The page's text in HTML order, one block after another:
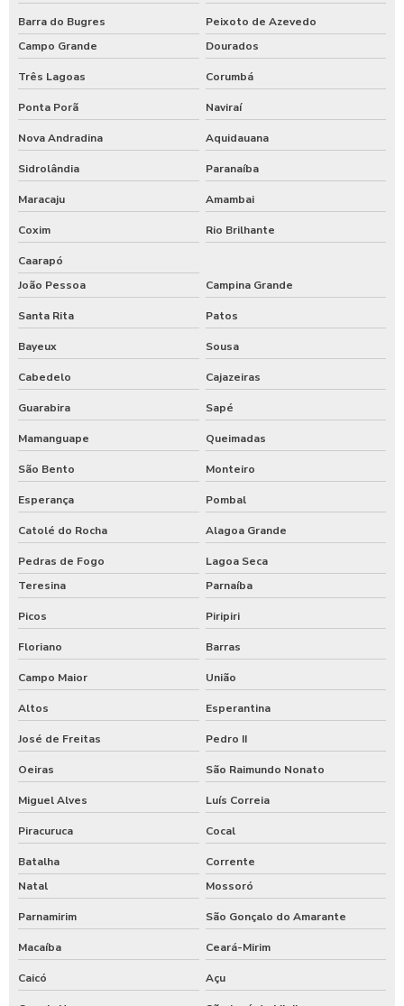
Barra do Bugres
Peixoto de Azevedo
Campo Grande
Dourados
Três Lagoas Corumbá
Ponta Porã Naviraí
Nova Andradina Aquidauana
Sidrolândia Paranaíba
Maracaju Amambai
Coxim Rio Brilhante
Caarapó
João Pessoa
Campina Grande
Santa Rita Patos
Bayeux Sousa
Cabedelo Cajazeiras
Guarabira Sapé
Mamanguape Queimadas
São Bento Monteiro
Esperança Pombal
Catolé do Rocha Alagoa Grande
Pedras de Fogo
Lagoa Seca
Teresina
Parnaíba
Picos Piripiri
Floriano Barras
Campo Maior União
Altos Esperantina
José de Freitas Pedro II
Oeiras São Raimundo Nonato
Miguel Alves Luís Correia
Piracuruca Cocal
Batalha
Corrente
Natal
Mossoró
Parnamirim São Gonçalo do Amarante
Macaíba Ceará-Mirim
Caicó Açu